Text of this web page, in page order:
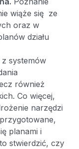
wiąże się ze
oraz w
działu
systemów
również
Co więcej,
narzędzi
planami i
stwierdzić, czy